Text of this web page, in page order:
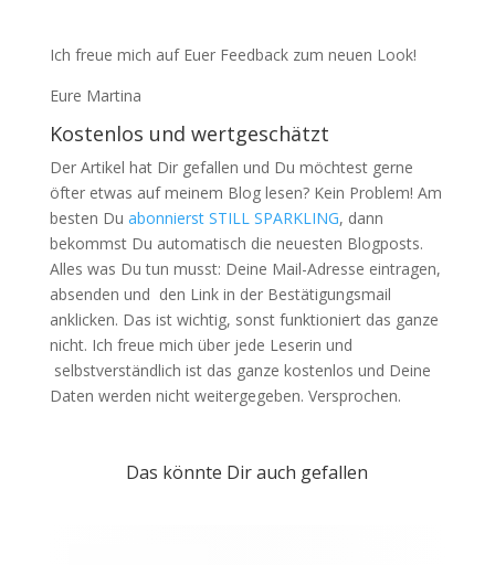
Ich freue mich auf Euer Feedback zum neuen Look!
Eure Martina
Kostenlos und wertgeschätzt
Der Artikel hat Dir gefallen und Du möchtest gerne
öfter etwas auf meinem Blog lesen? Kein Problem! Am
besten Du abonnierst STILL SPARKLING, dann
bekommst Du automatisch die neuesten Blogposts.
Alles was Du tun musst: Deine Mail-Adresse eintragen,
absenden und den Link in der Bestätigungsmail
anklicken. Das ist wichtig, sonst funktioniert das ganze
nicht. Ich freue mich über jede Leserin und
selbstverständlich ist das ganze kostenlos und Deine
Daten werden nicht weitergegeben. Versprochen.
Das könnte Dir auch gefallen